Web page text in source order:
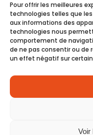
Pour offrir les meilleures
technologies telles que
aux informations des
technologies nous
comportement de
de ne pas consentir ou
un effet négatif sur
Voir
RDV & CONTACT
06 87 62 02 89
NOUS ÉCRIRE
©Ramonéo 2026